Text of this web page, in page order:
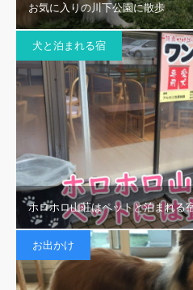
お気に入りの川下公園に散歩
犬と泊まれる宿
ホロホロ山荘はペットと泊まれる
お出かけ